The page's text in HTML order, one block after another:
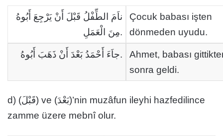
ناَمَ الطِّفْلُ قَبْلَ أَنْ يَرْجِعَ أَبُوهُ
مِنَ الْعَمَلِ.
Çocuk babası işten
dönmeden uyudu.
جاَءَ أَحْمَدُ بَعْدَ أَنْ ذَهَبَ أَبُوهُ.
Ahmet, babası
sonra geldi.
d) (قَبْلَ) ve (بَعْدَ)’nin muzâfun ileyhi hazfedilince
zamme üzere mebnî olur.